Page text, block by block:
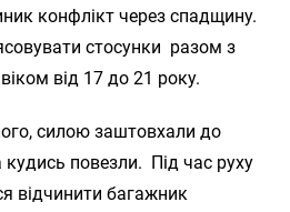
конфлікт через спадщину.
стосунки разом з
від 17 до 21 року.
силою заштовхали до
повезли. Під час руху
відчинити багажник